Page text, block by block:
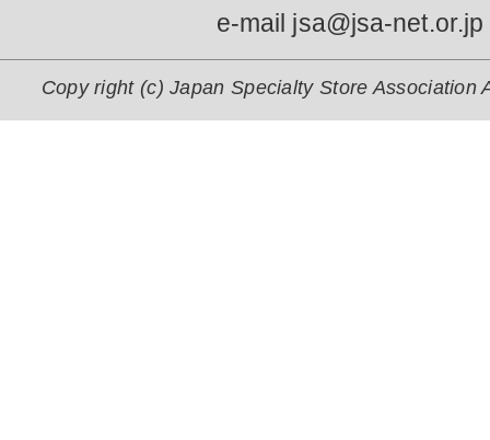
e-mail jsa@jsa-net.or.jp
Copy right (c) Japan Specialty Store Association